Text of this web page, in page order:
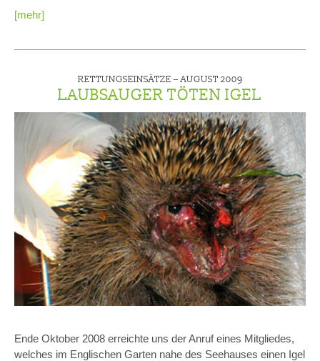
[mehr]
RETTUNGSEINSÄTZE – AUGUST 2009
LAUBSAUGER TÖTEN IGEL
Ende Oktober 2008 erreichte uns der Anruf eines Mitgliedes,
welches im Englischen Garten nahe des Seehauses einen Igel